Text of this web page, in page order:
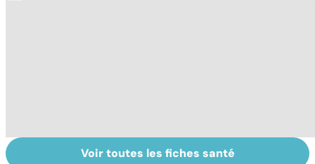
Tout savoir sur
Voir toutes les fiches santé